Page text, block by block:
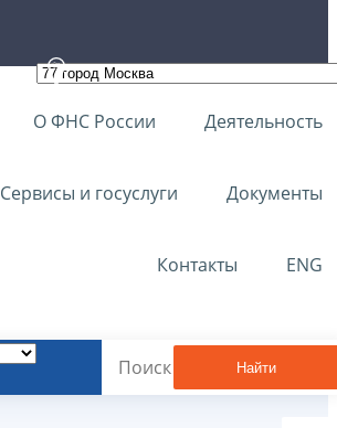
О ФНС России Деятельность
Сервисы и госуслуги Документы
Контакты ENG
Найти